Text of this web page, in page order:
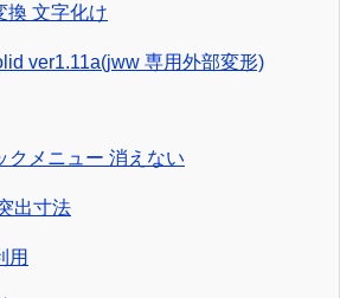
換 文字化け
ver1.11a(jww 専用外部変形)
クメニュー 消えない
出寸法
用